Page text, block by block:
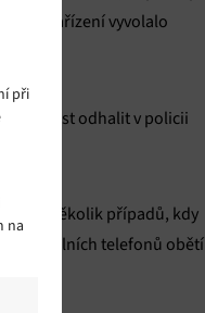
při
na
nařízení vyvolalo
Nutnost odhalit v policii
několik případů, kdy
z mobilních telefonů obětí